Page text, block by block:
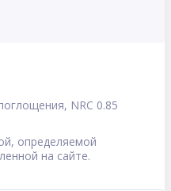
NRC 0.85
определяемой
на сайте.